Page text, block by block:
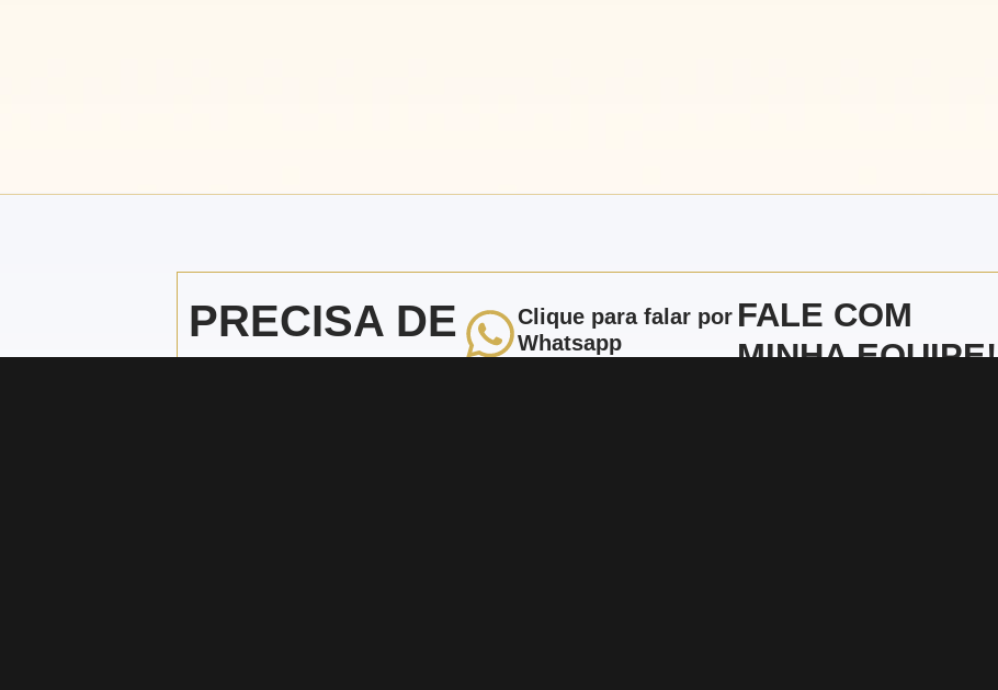
PRECISA DE
AJUDA?
Clique para falar por
Whatsapp
FALE COM
MINHA EQUIPE!